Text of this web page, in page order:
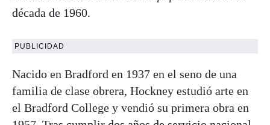
década de 1960.
PUBLICIDAD
Nacido en Bradford en 1937 en el seno de una
familia de clase obrera, Hockney estudió arte en
el Bradford College y vendió su primera obra en